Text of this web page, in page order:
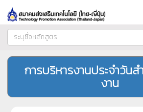
การบริหารงานประจำวัน
งาน